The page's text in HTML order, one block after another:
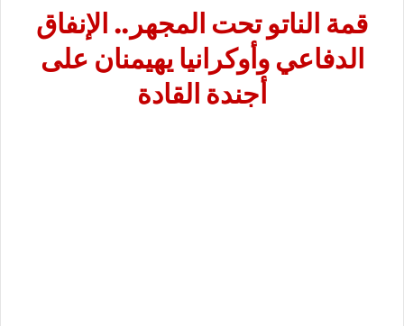
قمة الناتو تحت المجهر.. الإنفاق
الدفاعي وأوكرانيا يهيمنان على
أجندة القادة